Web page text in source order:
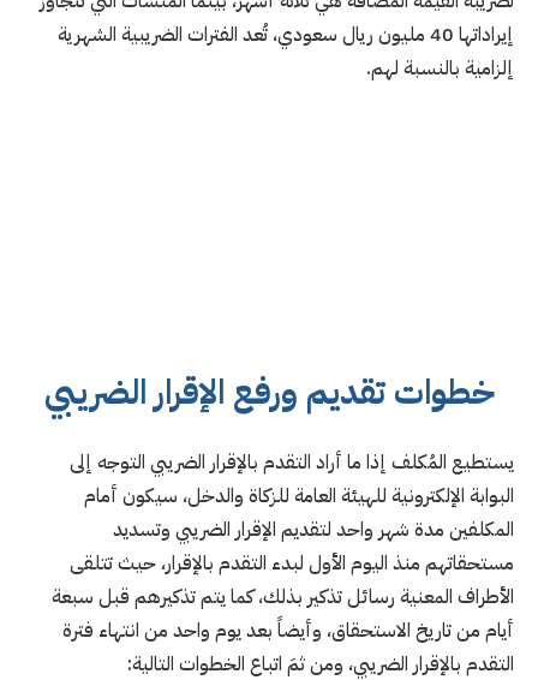
إيراداتها 40 مليون ريال سعودي، تُعد الفترات الضريبية الشهرية
إلزامية بالنسبة لهم.
خطوات تقديم ورفع الإقرار الضريبي
يستطيع المُكلف إذا ما أراد التقدم بالإقرار الضريبي التوجه إلى
البوابة الإلكترونية للهيئة العامة للزكاة والدخل، سيكون أمام
المكلفين مدة شهر واحد لتقديم الإقرار الضريبي وتسديد
مستحقاتهم منذ اليوم الأول لبدء التقدم بالإقرار، حيث تتلقى
الأطراف المعنية رسائل تذكير بذلك، كما يتم تذكيرهم قبل سبعة
أيام من تاريخ الاستحقاق، وأيضاً بعد يوم واحد من انتهاء فترة
التقدم بالإقرار الضريبي، ومن ثمَ اتباع الخطوات التالية: